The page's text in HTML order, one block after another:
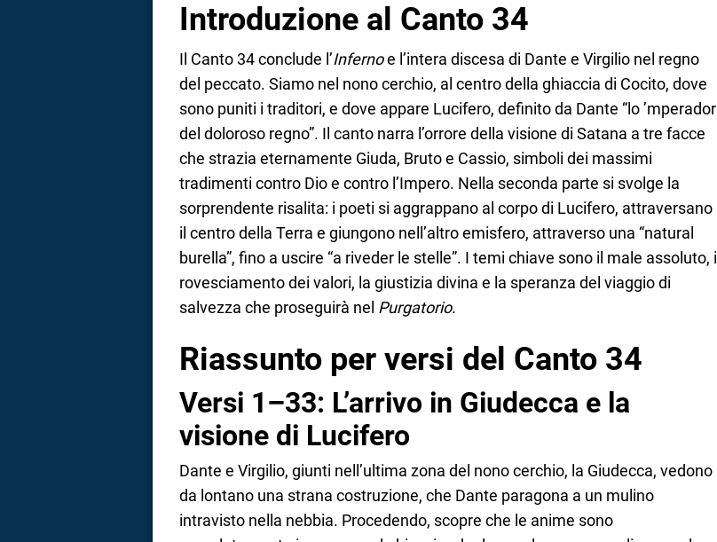
Introduzione al Canto 34
Il Canto 34 conclude l’Infernoe l’intera discesa di Dante e Virgilio nel regno
del peccato. Siamo nel nono cerchio, al centro della ghiaccia di Cocito, dove
sono puniti i traditori, e dove appare Lucifero, definito da Dante “lo ’mperador
del doloroso regno”. Il canto narra l’orrore della visione di Satana a tre facce
che strazia eternamente Giuda, Bruto e Cassio, simboli dei massimi
tradimenti contro Dio e contro l’Impero. Nella seconda parte si svolge la
sorprendente risalita: i poeti si aggrappano al corpo di Lucifero, attraversano
il centro della Terra e giungono nell’altro emisfero, attraverso una “natural
burella”, fino a uscire “a riveder le stelle”. I temi chiave sono il male assoluto, il
rovesciamento dei valori, la giustizia divina e la speranza del viaggio di
salvezza che proseguirà nel Purgatorio.
Riassunto per versi del Canto 34
Versi 1–33: L’arrivo in Giudecca e la
visione di Lucifero
Dante e Virgilio, giunti nell’ultima zona del nono cerchio, la Giudecca, vedono
da lontano una strana costruzione, che Dante paragona a un mulino
intravisto nella nebbia. Procedendo, scopre che le anime sono